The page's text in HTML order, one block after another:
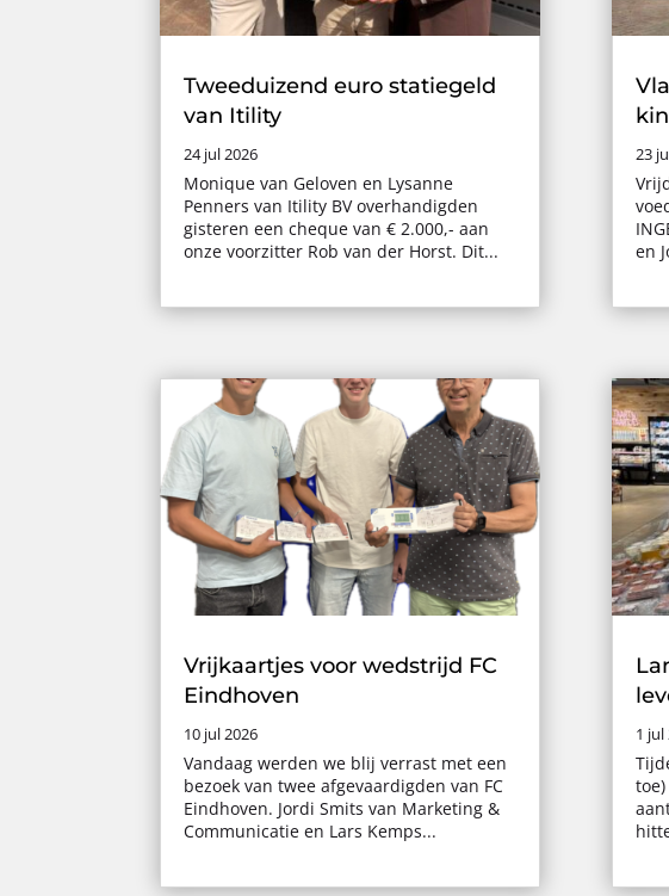
Tweeduizend euro statiegeld
van Itility
24 jul 2026
Monique van Geloven en Lysanne
Penners van Itility BV overhandigden
gisteren een cheque van € 2.000,- aan
onze voorzitter Rob van der Horst. Dit...
Vrijkaartjes voor wedstrijd FC
Eindhoven
10 jul 2026
Vandaag werden we blij verrast met een
bezoek van twee afgevaardigden van FC
Eindhoven. Jordi Smits van Marketing &
Communicatie en Lars Kemps...
23
en
1 jul